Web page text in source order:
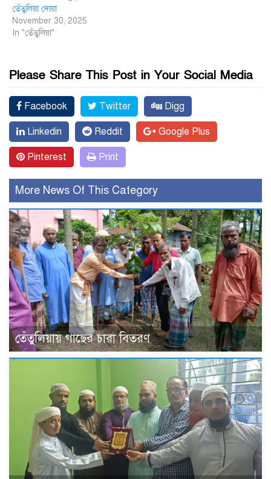
তেঁতুলিয়া দোয়া
November 30, 2025
In "তেঁতুলিয়া"
Please Share This Post in Your Social Media
Facebook Twitter Digg
Linkedin Reddit Google Plus
Pinterest Print
More News Of This Category
তেঁতুলিয়ায় গাছের চারা বিতরণ